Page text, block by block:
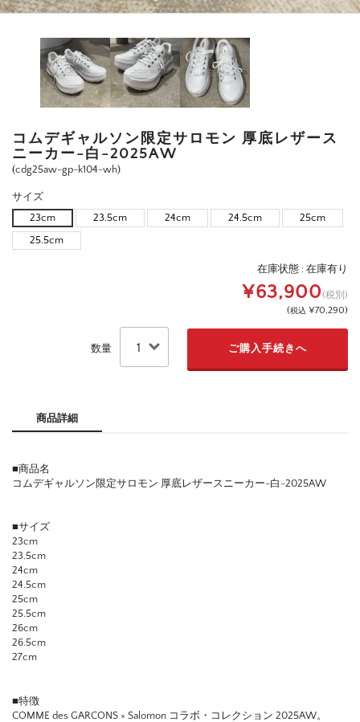
コムデギャルソン限定サロモン 厚底レザース
ニーカー-白-2025AW
(cdg25aw-gp-k104-wh)
サイズ
23cm
23.5cm 24cm 24.5cm
25cm
25.5cm
在庫状態 : 在庫有り
¥63,900(税別)
(税込 ¥70,290)
数量
商品詳細
■商品名
コムデギャルソン限定サロモン 厚底レザースニーカー-白-2025AW
■サイズ
23cm
23.5cm
24cm
24.5cm
25cm
25.5cm
26cm
26.5cm
27cm
■特徴
COMME des GARCONS × Salomon コラボ・コレクション 2025AW。